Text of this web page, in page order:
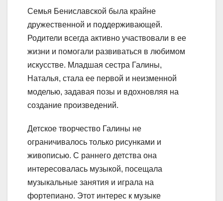
Семья Бениславской была крайне
дружественной и поддерживающей.
Родители всегда активно участвовали в ее
жизни и помогали развиваться в любимом
искусстве. Младшая сестра Галины,
Наталья, стала ее первой и неизменной
моделью, задавая позы и вдохновляя на
создание произведений.
Детское творчество Галины не
ограничивалось только рисунками и
живописью. С раннего детства она
интересовалась музыкой, посещала
музыкальные занятия и играла на
фортепиано. Этот интерес к музыке